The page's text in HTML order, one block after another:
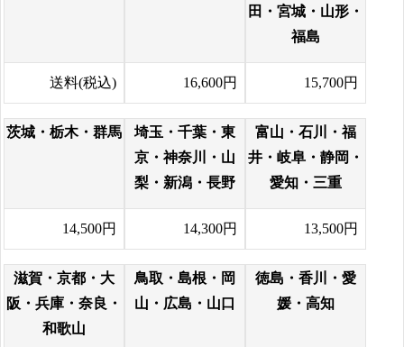
送料(税込) 16,600円
田・宮城・山形・
福島
15,700円
茨城・栃木・群馬
14,500円
埼玉・千葉・東
京・神奈川・山
梨・新潟・長野
14,300円
富山・石川・福
井・岐阜・静岡・
愛知・三重
13,500円
滋賀・京都・大
阪・兵庫・奈良・
和歌山
鳥取・島根・岡
山・広島・山口
徳島・香川・愛
媛・高知